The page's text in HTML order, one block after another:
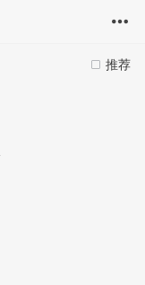
推荐